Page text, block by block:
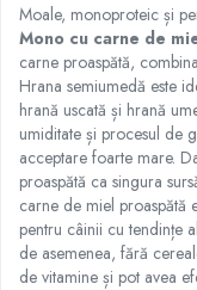
Moale, monoproteic și
Mono cu carne de
carne proaspătă,
Hrana semiumedă este
hrană uscată și hrană
umiditate și procesul de
acceptare foarte mare.
proaspătă ca singura
carne de miel proaspătă
pentru câinii cu tendințe
de asemenea, fără
de vitamine și pot avea